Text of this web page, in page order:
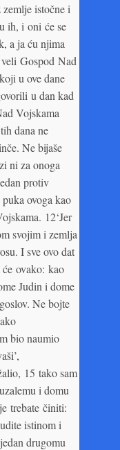
istočne i
ih, i oni će se
a ja ću njima
Gospod Nad
u ove dane
u dan kad
Vojskama
dana ne
Ne bijaše
ni za onoga
protiv
ovoga kao
12‘Jer
svojim i zemlja
I sve ovo dat
ovako: kao
Judin i dome
Ne bojte
bio naumio
15 tako sam
i domu
trebate činiti:
istinom i
drugomu